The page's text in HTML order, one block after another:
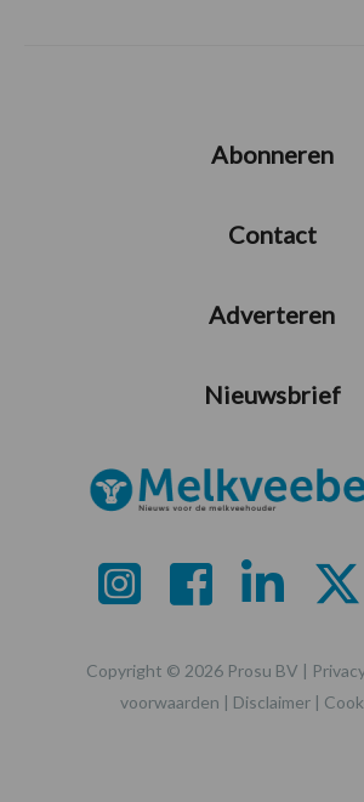
Abonneren
Contact
Adverteren
Nieuwsbrief
Copyright © 2026 Prosu BV |
voorwaarden | Disclaimer |